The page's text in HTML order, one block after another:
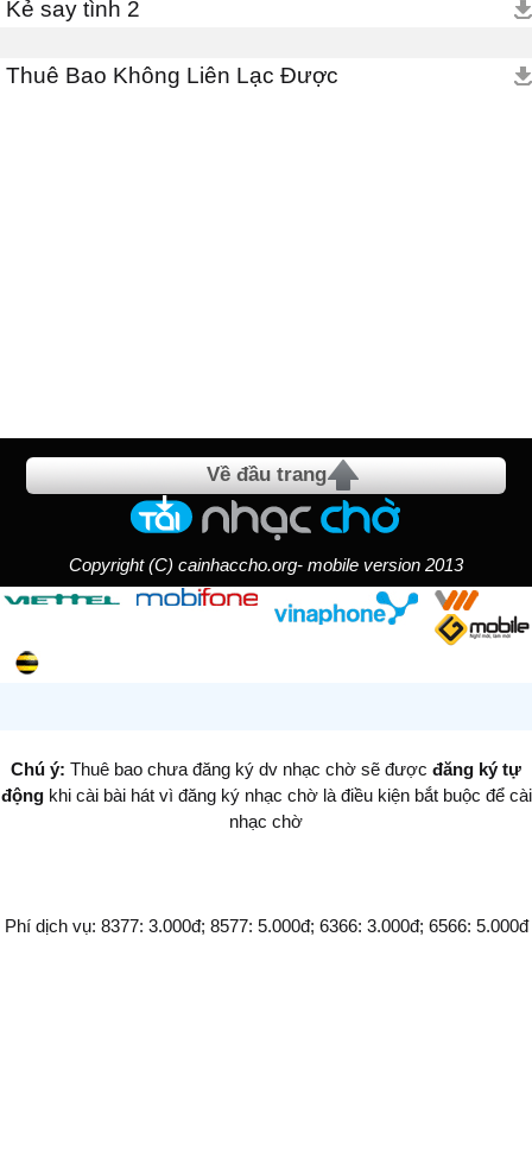
Kẻ say tình 2
Thuê Bao Không Liên Lạc Được
Về đầu trang
Copyright (C) cainhaccho.org- mobile version 2013
Chú ý: Thuê bao chưa đăng ký dv nhạc chờ sẽ được đăng ký tự
độngkhi cài bài hát vì đăng ký nhạc chờ là điều kiện bắt buộc để cài
nhạc chờ
Phí dịch vụ: 8377: 3.000đ; 8577: 5.000đ; 6366: 3.000đ; 6566: 5.000đ